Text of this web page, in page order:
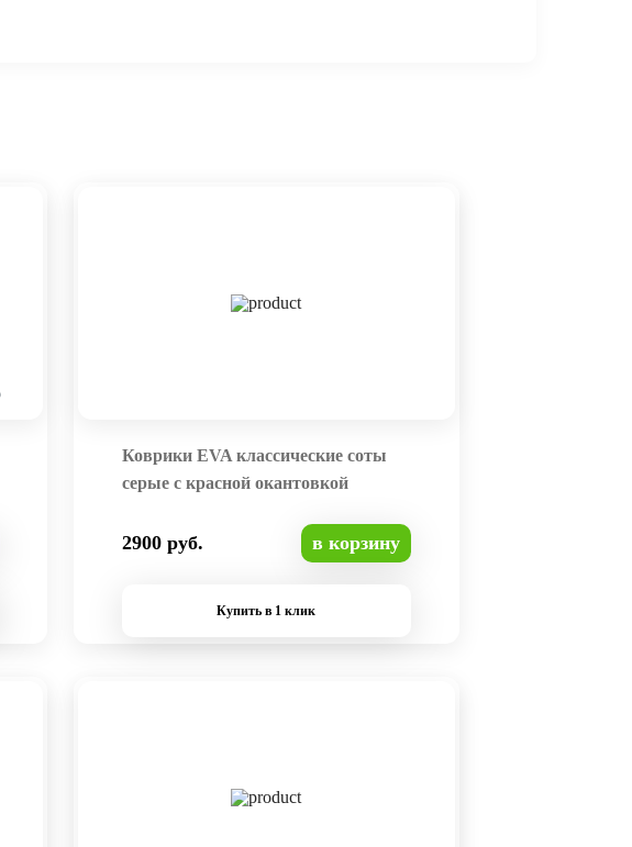
Коврики EVA классические соты
серые с красной окантовкой
2900 руб. в корзину
Купить в 1 клик